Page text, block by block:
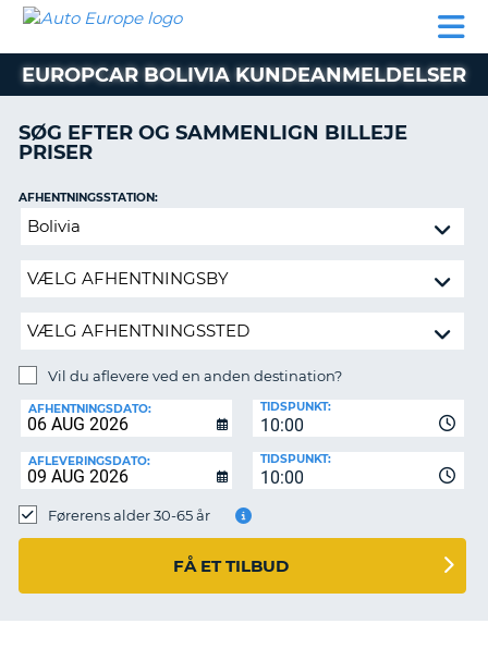
BILUDLEJNING
AUTOCAMPER
AUTO
EUROPE
BILUDLEJNING
AUTOCAMPER
LEJE
SUPPORT
MIN
DANMARK
EUROPCAR BOLIVIA KUNDEANMELDELSER
SØG EFTER OG SAMMENLIGN BILLEJE
PRISER
Vil
aflevere
anden
destination?
AFHENTNINGSSTATION:
Vil du aflevere ved en anden destination?
AFHENTNINGSDATO:
10:00
TIDSPUNKT:
AFLEVERINGSDATO:
10:00
TIDSPUNKT:
Førerens alder 30-65 år
FÅ ET TILBUD